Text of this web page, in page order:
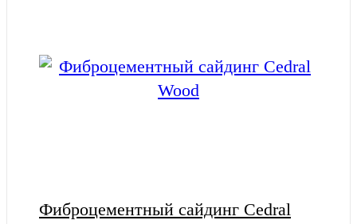
Фиброцементный сайдинг Cedral